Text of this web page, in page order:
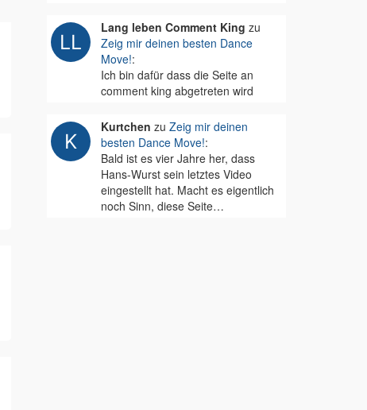
Lang leben Comment King zu
Zeig mir deinen besten Dance
Move!:
Ich bin dafür dass die Seite an
comment king abgetreten wird
Kurtchen zu Zeig mir deinen
besten Dance Move!:
Bald ist es vier Jahre her, dass
Hans-Wurst sein letztes Video
eingestellt hat. Macht es eigentlich
noch Sinn, diese Seite…